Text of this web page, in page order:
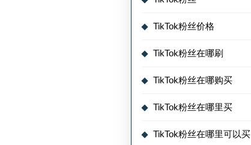
TikTok粉丝价格
TikTok粉丝在哪刷
TikTok粉丝在哪购买
TikTok粉丝在哪里买
TikTok粉丝在哪里可以买